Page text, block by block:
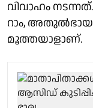
വിവാഹം
റാം,
മൂത്തയാളാണ്.